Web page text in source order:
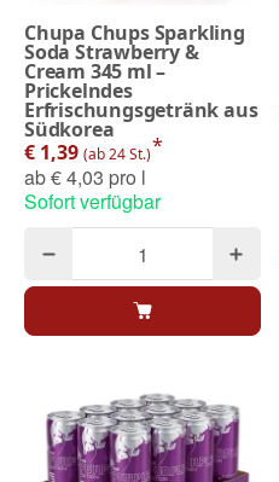
Chupa Chups Sparkling
Soda Strawberry &
Cream 345 ml –
Prickelndes
Erfrischungsgetränk aus
Südkorea
€ 1,39 (ab 24 St.)*
ab€ 4,03 pro l
Sofort verfügbar